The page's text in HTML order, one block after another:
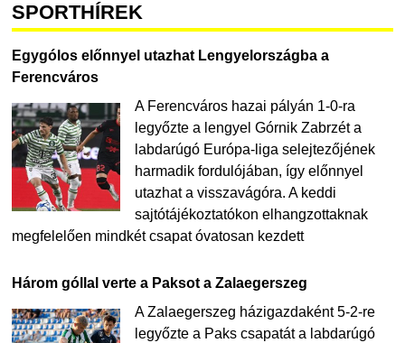
SPORTHÍREK
Egygólos előnnyel utazhat Lengyelországba a
Ferencváros
A Ferencváros hazai pályán 1-0-ra
legyőzte a lengyel Górnik Zabrzét a
labdarúgó Európa-liga selejtezőjének
harmadik fordulójában, így előnnyel
utazhat a visszavágóra. A keddi
sajtótájékoztatókon elhangzottaknak
megfelelően mindkét csapat óvatosan kezdett
Három góllal verte a Paksot a Zalaegerszeg
A Zalaegerszeg házigazdaként 5-2-re
legyőzte a Paks csapatát a labdarúgó